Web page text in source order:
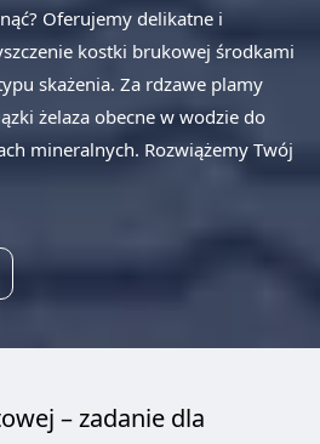
Oferujemy delikatne i
kostki brukowej środkami
skażenia. Za rdzawe plamy
żelaza obecne w wodzie do
mineralnych. Rozwiążemy Twój
– zadanie dla